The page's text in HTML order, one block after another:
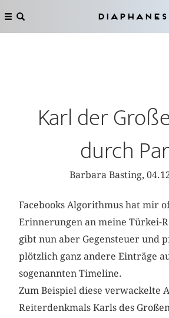
Diaphanes
Karl der
durch
Barbara Basting,
Facebooks Algorithmus hat mir
Erinnerungen an meine ­Türkei-
gibt nun aber Gegensteuer und
plötzlich ganz andere Einträge
sogenannten Timeline.
Zum Beispiel diese verwackelte
Reiterdenkmals Karls des